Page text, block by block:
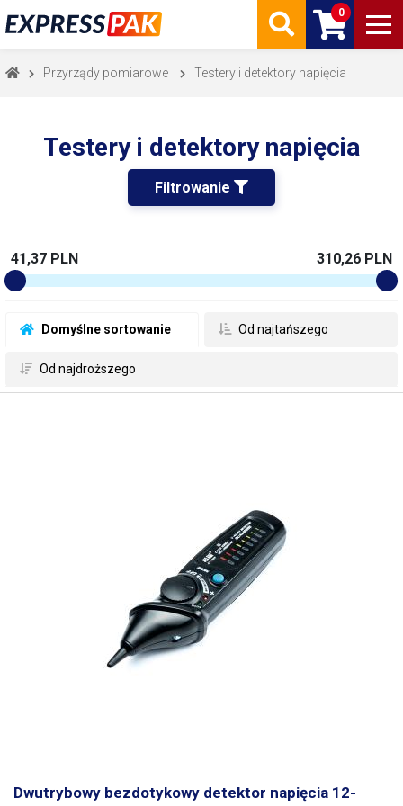
0
Przyrządy pomiarowe Testery i detektory napięcia
Testery i detektory napięcia
Filtrowanie
Domyślne sortowanie Od najtańszego
Od najdroższego
41,37 PLN 310,26 PLN
Dwutrybowy bezdotykowy detektor napięcia 12-